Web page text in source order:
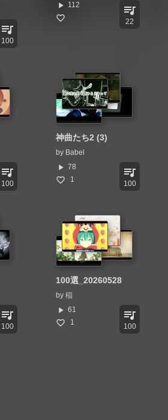
queue_music
100
play_arrow 112 queue_music
22
queue_music
100
神曲たち2 (3)
by Babel
play_arrow 78
1
queue_music
100
queue_music
100
100選_20260528
by 稲
play_arrow 61
1
queue_music
100